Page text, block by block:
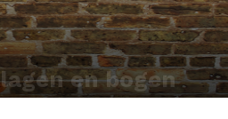
en bogen